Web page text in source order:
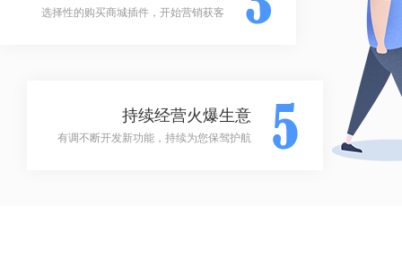
选择性的购买商城插件，开始营销获客
持续经营火爆生意
有调不断开发新功能，持续为您保驾护航